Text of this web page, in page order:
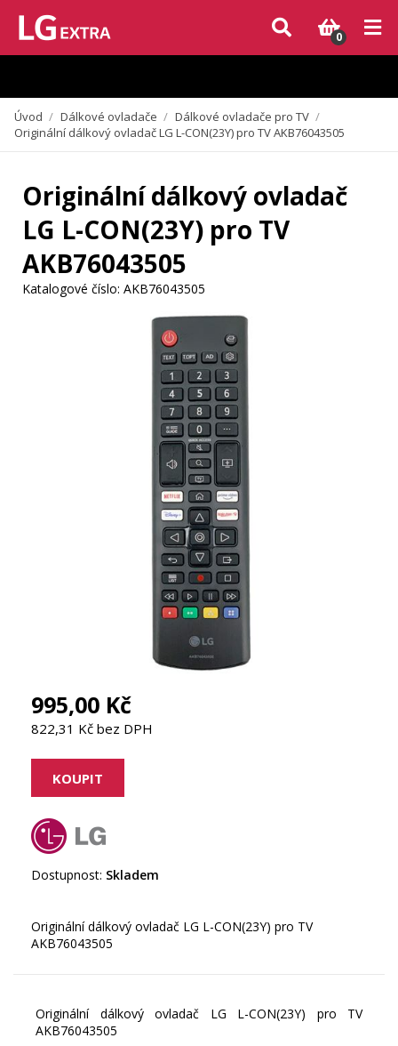
Vzhledem k aktuální situaci se může dodání dílů, které nejsou skladem,
zpozdit. Děkujeme za pochopení.
0
Úvod / Dálkové ovladače / Dálkové ovladače pro TV /
Originální dálkový ovladač LG L-CON(23Y) pro TV AKB76043505
Originální dálkový ovladač
LG L-CON(23Y) pro TV
AKB76043505
Katalogové číslo: AKB76043505
995,00 Kč
822,31 Kč bez DPH
Dostupnost: Skladem
Originální dálkový ovladač LG L-CON(23Y) pro TV
Originální dálkový ovladač LG L-CON(23Y) pro TV
AKB76043505